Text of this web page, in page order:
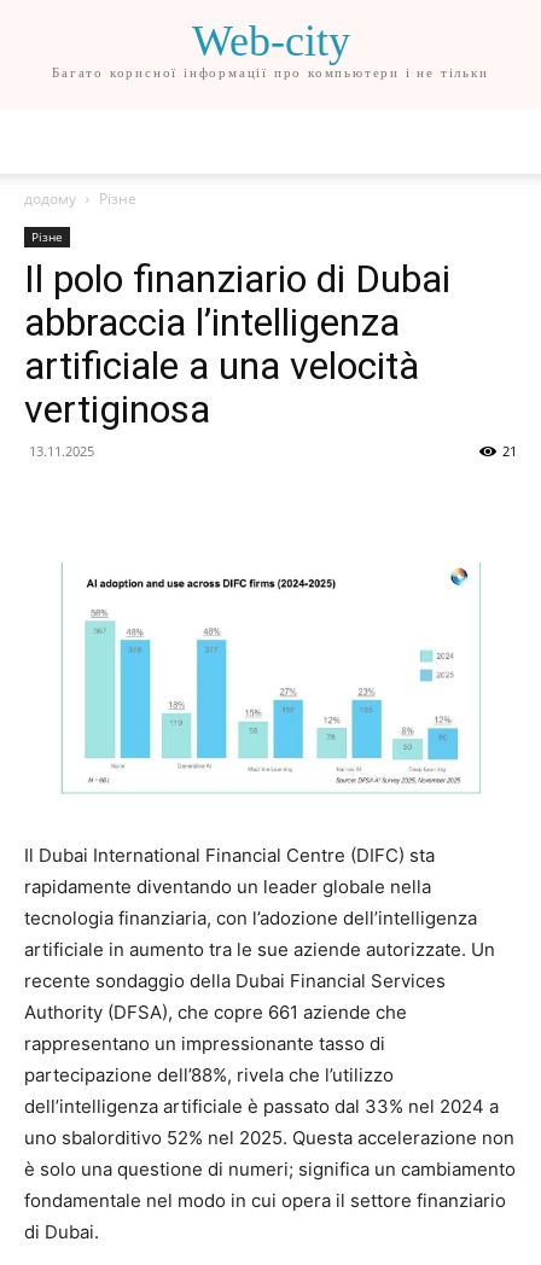
Web-city
Багато корисної інформації про компьютери і не тільки
додому Різне
Різне
Il polo finanziario di Dubai
abbraccia l’intelligenza
artificiale a una velocità
vertiginosa
13.11.2025 21
Il Dubai International Financial Centre (DIFC) sta
rapidamente diventando un leader globale nella
tecnologia finanziaria, con l’adozione dell’intelligenza
artificiale in aumento tra le sue aziende autorizzate. Un
recente sondaggio della Dubai Financial Services
Authority (DFSA), che copre 661 aziende che
rappresentano un impressionante tasso di
partecipazione dell’88%, rivela che l’utilizzo
dell’intelligenza artificiale è passato dal 33% nel 2024 a
uno sbalorditivo 52% nel 2025. Questa accelerazione non
è solo una questione di numeri; significa un cambiamento
fondamentale nel modo in cui opera il settore finanziario
di Dubai.